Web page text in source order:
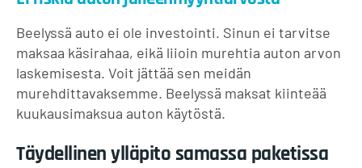
Beelyssä auto ei ole investointi. Sinun ei tarvitse
maksaa käsirahaa, eikä liioin murehtia auton arvon
laskemisesta. Voit jättää sen meidän
murehdittavaksemme. Beelyssä maksat kiinteää
kuukausimaksua auton käytöstä.
Täydellinen ylläpito samassa paketissa